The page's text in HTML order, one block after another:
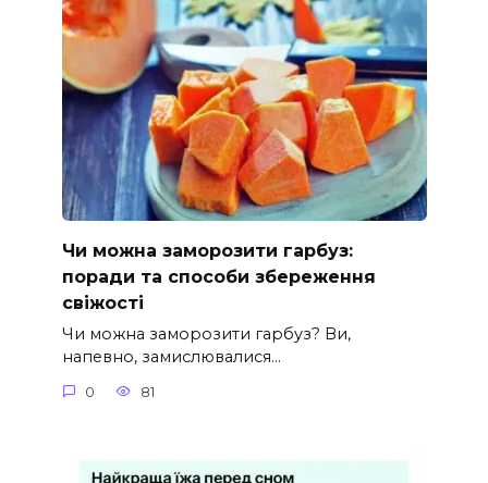
Чи можна заморозити гарбуз:
поради та способи збереження
свіжості
Чи можна заморозити гарбуз? Ви,
напевно, замислювалися…
0 81